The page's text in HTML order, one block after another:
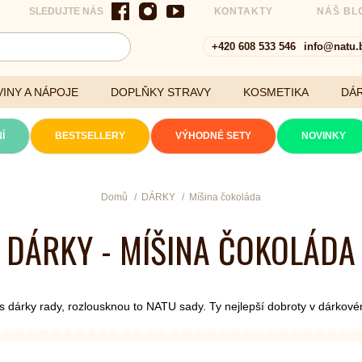
SLEDUJTE NÁS KONTAKTY NÁŠ
+420 608 533 546
A NÁPOJE
Cereálie a vločky
DOPLŇKY STRAVY KOSMETIKA
BESTSELLERY VÝHODNÉ SETY NOVINKY
Domů DÁRKY Míšina čokoláda
DÁRKY - MÍŠINA ČOKOLÁDA
dárky rady, rozlousknou to NATU sady. Ty nejlepší dobroty v